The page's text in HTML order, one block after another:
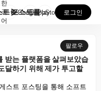
개발자 블로그와 게스트 포스트를 받는 플랫폼을 살펴보았...
한
국
어
GooglePlay
AppStore 로그인
팔로우
받는 플랫폼을 살펴보았습
달하기 위해 제가 투고할
스트 포스팅을 통해 소프트